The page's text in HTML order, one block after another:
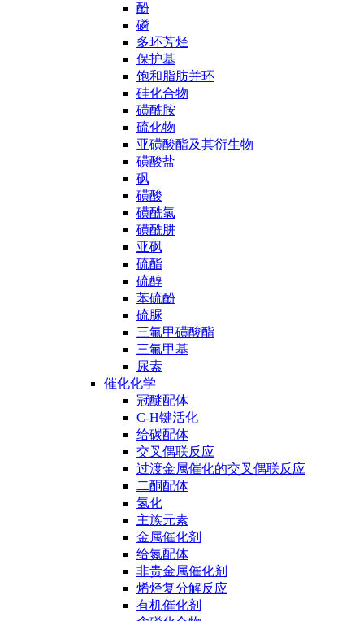
酚
磷
多环芳烃
保护基
饱和脂肪并环
硅化合物
磺酰胺
硫化物
亚磺酸酯及其衍生物
磺酸盐
砜
磺酸
磺酰氯
磺酰肼
亚砜
硫酯
硫醇
苯硫酚
硫脲
三氟甲磺酸酯
三氟甲基
尿素
催化化学
冠醚配体
C-H键活化
给碳配体
交叉偶联反应
过渡金属催化的交叉偶联反应
二酮配体
氢化
主族元素
金属催化剂
给氮配体
非贵金属催化剂
烯烃复分解反应
有机催化剂